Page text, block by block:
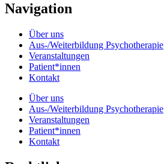
Navigation
Über uns
Aus-/Weiterbildung Psychotherapie
Veranstaltungen
Patient*innen
Kontakt
Über uns
Aus-/Weiterbildung Psychotherapie
Veranstaltungen
Patient*innen
Kontakt